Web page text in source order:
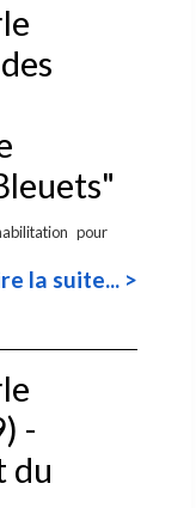
pour
la suite... >
-
du